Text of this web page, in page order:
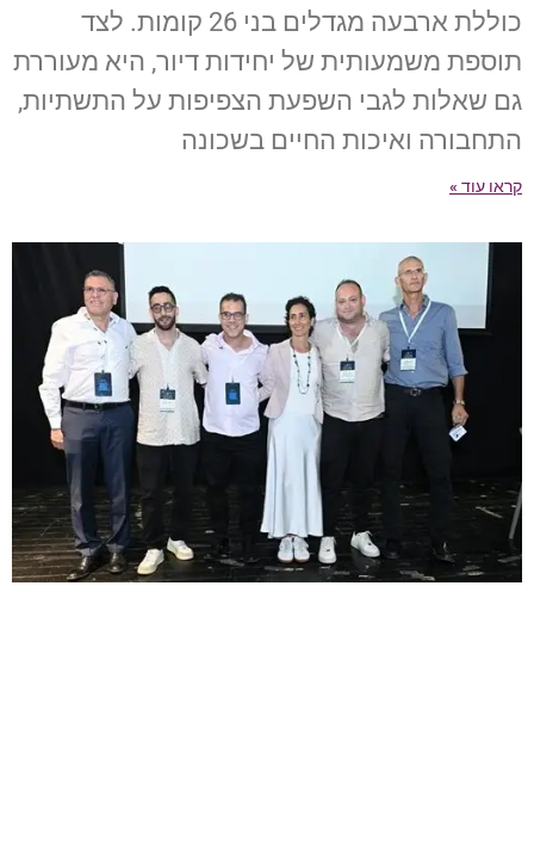
כוללת ארבעה מגדלים בני 26 קומות. לצד
תוספת משמעותית של יחידות דיור, היא מעוררת
גם שאלות לגבי השפעת הצפיפות על התשתיות,
התחבורה ואיכות החיים בשכונה
קראו עוד »